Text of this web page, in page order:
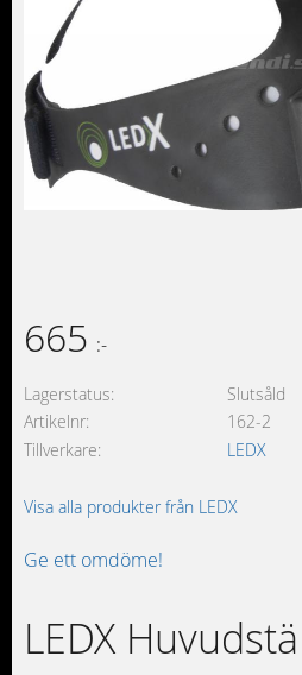
665 :-
Lagerstatus
Slutsåld
Artikelnr
162-2
Tillverkare
LEDX
Visa alla produkter från LEDX
Ge ett omdöme!
LEDX